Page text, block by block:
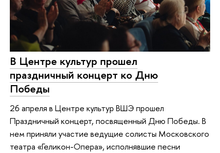
В Центре культур прошел
праздничный концерт ко Дню
Победы
26 апреля в Центре культур ВШЭ прошел
Праздничный концерт, посвященный Дню Победы. В
нем приняли участие ведущие солисты Московского
театра «Геликон-Опера», исполнявшие песни